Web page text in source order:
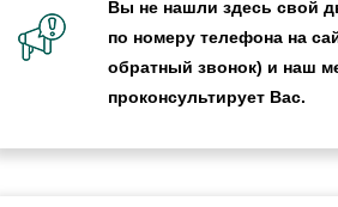
Вы не нашли здесь свой
по номеру телефона на
обратный звонок) и наш
проконсультирует Вас.